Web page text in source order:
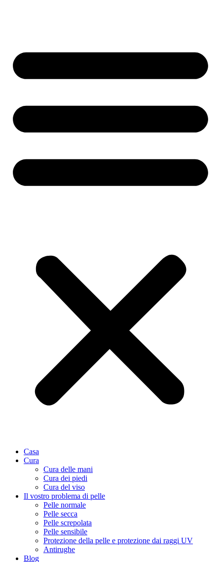
Casa
Cura
Cura delle mani
Cura dei piedi
Cura del viso
Il vostro problema di pelle
Pelle normale
Pelle secca
Pelle screpolata
Pelle sensibile
Protezione della pelle e protezione dai raggi UV
Antirughe
Blog